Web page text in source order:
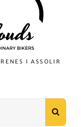
I ASSOLIR